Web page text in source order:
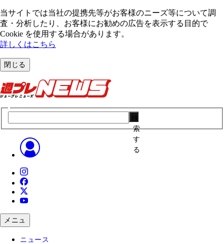
当サイトでは当社の提携先等がお客様のニーズ等について調
査・分析したり、お客様にお勧めの広告を表⽰する⽬的で
Cookie を使⽤する場合があります。
詳しくはこちら
閉じる
索
す
る
メニュ
ニュース